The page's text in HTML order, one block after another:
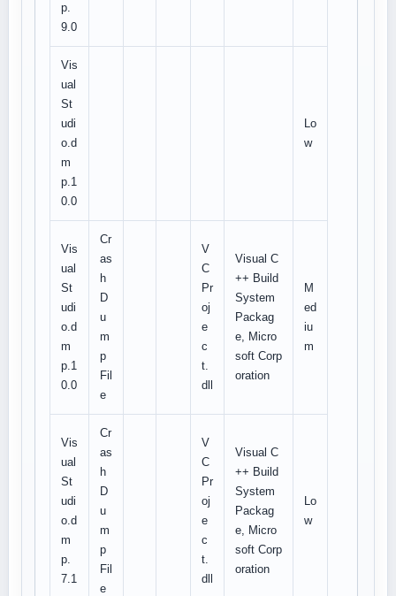
p.
9.0
Vis
ual
St
udi
o.d
m
p.1
0.0
Lo
w
Vis
ual
St
udi
o.d
m
p.1
0.0
Cr
as
h
D
u
m
p
Fil
e
V
C
Pr
oj
e
c
t.
dll
Visual C
++ Build
System
Packag
e, Micro
soft Corp
oration
M
ed
iu
m
Vis
ual
St
udi
o.d
m
p.
7.1
Cr
as
h
D
u
m
p
Fil
e
V
C
Pr
oj
e
c
t.
dll
Visual C
++ Build
System
Packag
e, Micro
soft Corp
oration
Lo
w